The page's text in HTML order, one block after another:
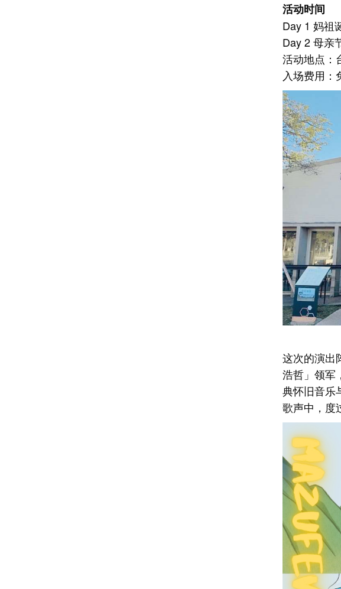
活动时间
Day 1 妈祖
Day 2 母亲
活动地点：
入场费用：
这次的演出
浩哲」领军
典怀旧音乐
歌声中，度